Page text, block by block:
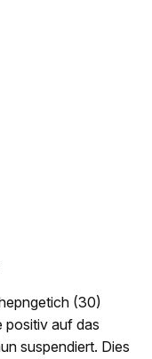
(30)
positiv auf das
suspendiert. Dies